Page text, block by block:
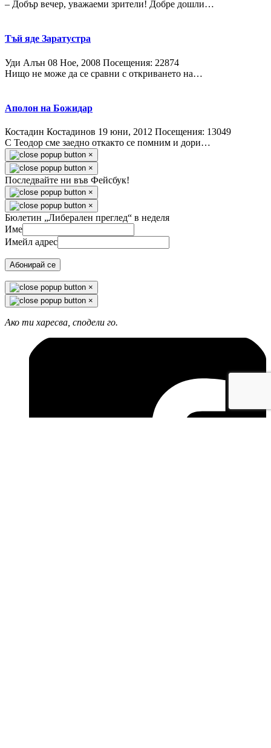
– Добър вечер, уважаеми зрители! Добре дошли…
Тъй яде Заратустра
Уди Алън 08 Ное, 2008 Посещения: 22874
Нищо не може да се сравни с откриването на…
Аполон на Божидар
Костадин Костадинов 19 юни, 2012 Посещения: 13049
С Теодор сме заедно откакто се помним и дори…
×
×
Последвайте ни във Фейсбук!
×
×
Бюлетин „Либерален преглед“ в неделя
Име
Имейл адрес
Абонирай се
×
×
Ако ти харесва, сподели го.